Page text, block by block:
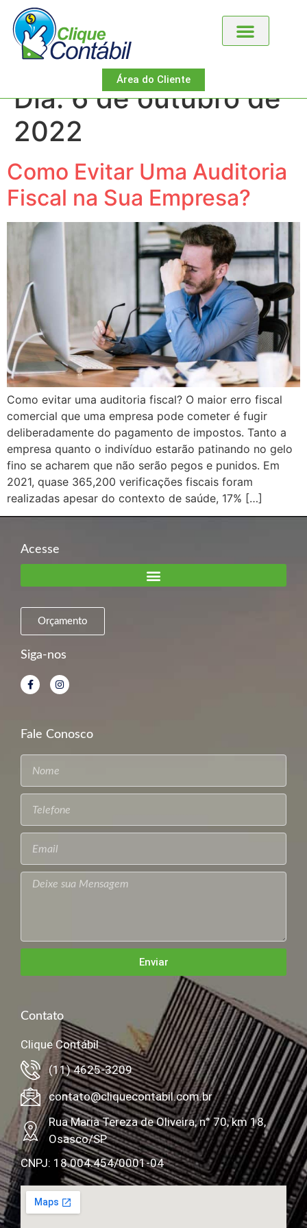
Área do Cliente
Dia:6 de outubro de
2022
Como Evitar Uma Auditoria
Fiscal na Sua Empresa?
Como evitar uma auditoria fiscal? O maior erro fiscal
comercial que uma empresa pode cometer é fugir
deliberadamente do pagamento de impostos. Tanto a
empresa quanto o indivíduo estarão patinando no gelo
fino se acharem que não serão pegos e punidos. Em
2021, quase 365,200 verificações fiscais foram
realizadas apesar do contexto de saúde, 17% […]
Acesse
Orçamento
Siga-nos
Fale Conosco
Enviar
Contato
Clique Contábil
(11) 4625-3209
contato@cliquecontabil.com.br
Rua Maria Tereza de Oliveira, n° 70, km 18,
Osasco/SP
CNPJ: 18.004.454/0001-04